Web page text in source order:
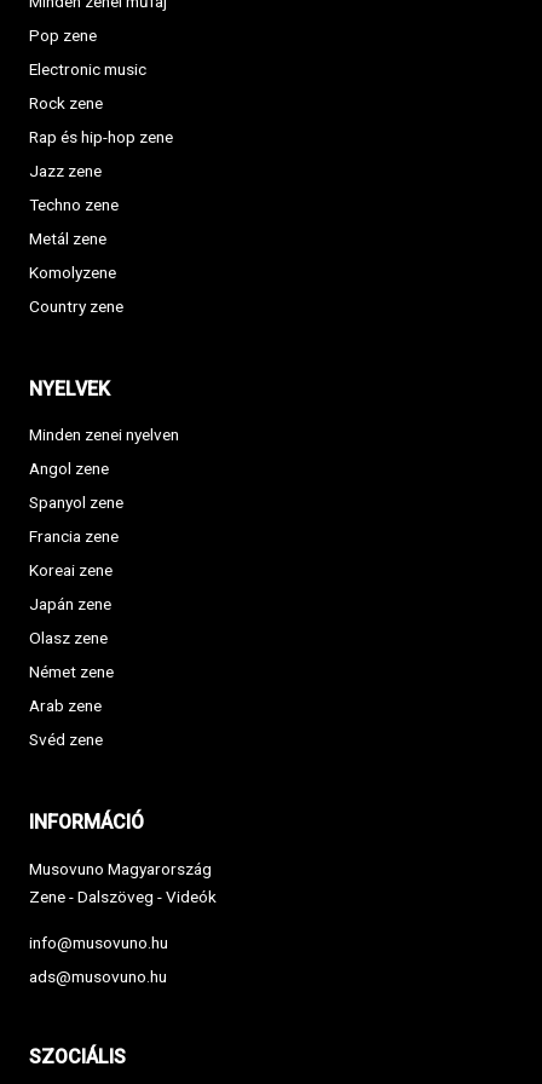
Pop zene
Electronic music
Rock zene
Rap és hip-hop zene
Jazz zene
Techno zene
Metál zene
Komolyzene
Country zene
NYELVEK
Minden zenei nyelven
Angol zene
Spanyol zene
Francia zene
Koreai zene
Japán zene
Olasz zene
Német zene
Arab zene
Svéd zene
INFORMÁCIÓ
Musovuno Magyarország
Zene - Dalszöveg - Videók
info@musovuno.hu
ads@musovuno.hu
SZOCIÁLIS